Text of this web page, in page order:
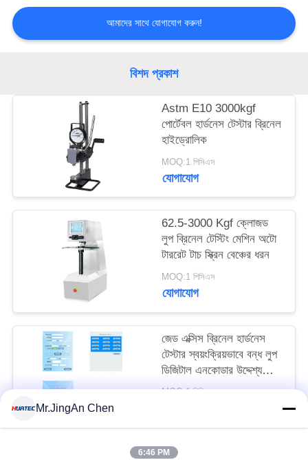
আবেদন
PRIVACY
POLICY
আমাদের সাথে যোগাযোগ করুন!
বিশদ প্রকাশ
Astm E10 3000kgf
পোর্টেবল হার্ডনেস টেস্টার ব্রিনেল
হাইড্রোলিক
MOQ:1 পিসিএস
যোগাযোগ
62.5-3000 Kgf ক্লোজড
লুপ ব্রিনেল টেস্টিং মেশিন অটো
টাররেট টাচ স্ক্রিন বেঞ্চের ধরন
MOQ:1 পিসিএস
যোগাযোগ
জেড এক্সিস ব্রিনেল হার্ডনেস
টেস্টার স্বয়ংক্রিয়ভাবে বন্ধ লুপ
ডিজিটাল এনকোডার উদ্দেশ্য
ফোকাস
MOQ:1 পিসিএস
Mr.JingAn Chen
6:46 PM